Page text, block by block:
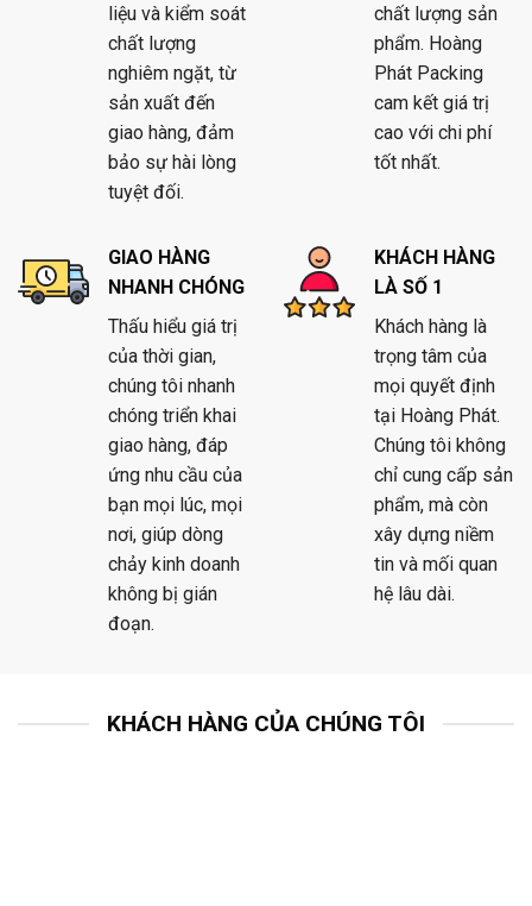
liệu và kiểm soát
chất lượng
nghiêm ngặt, từ
sản xuất đến
giao hàng, đảm
bảo sự hài lòng
tuyệt đối.
chất lượng sản
phẩm. Hoàng
Phát Packing
cam kết giá trị
cao với chi phí
tốt nhất.
GIAO HÀNG
NHANH CHÓNG
Thấu hiểu giá trị
của thời gian,
chúng tôi nhanh
chóng triển khai
giao hàng, đáp
ứng nhu cầu của
bạn mọi lúc, mọi
nơi, giúp dòng
chảy kinh doanh
không bị gián
đoạn.
KHÁCH HÀNG
LÀ SỐ 1
Khách hàng là
trọng tâm của
mọi quyết định
tại Hoàng Phát.
Chúng tôi không
chỉ cung cấp sản
phẩm, mà còn
xây dựng niềm
tin và mối quan
hệ lâu dài.
KHÁCH HÀNG CỦA CHÚNG TÔI